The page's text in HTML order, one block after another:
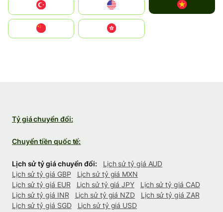
United States
中國香港特別行政區
Tỷ giá chuyển đổi:
Chuyển tiền quốc tế:
Lịch sử tỷ giá chuyển đổi:
Lịch sử tỷ giá AUD
Lịch sử tỷ giá GBP
Lịch sử tỷ giá MXN
Lịch sử tỷ giá EUR
Lịch sử tỷ giá JPY
Lịch sử tỷ giá CAD
Lịch sử tỷ giá INR
Lịch sử tỷ giá NZD
Lịch sử tỷ giá ZAR
Lịch sử tỷ giá SGD
Lịch sử tỷ giá USD